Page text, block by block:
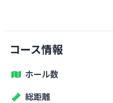
コース情報
ホール数
総距離